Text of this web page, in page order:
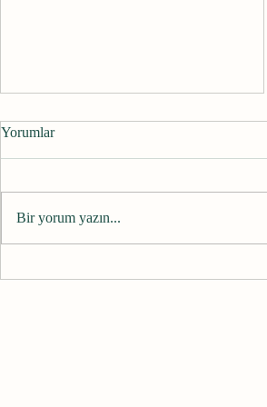
Yorumlar
Bir yorum yazın...